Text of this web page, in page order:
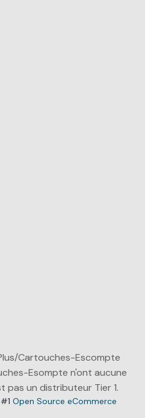
Cartouches-Escompte
Esompte n'ont aucune
pas un distributeur Tier 1.
#1Open Source eCommerce